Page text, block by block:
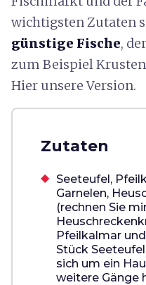
wichtigsten Zutaten
günstige Fische,
zum Beispiel
Hier unsere Version.
Zutaten
Seeteufel,
Garnelen,
(rechnen Sie
Pfeilkalmar
Stück
sich um ein
weitere Gänge